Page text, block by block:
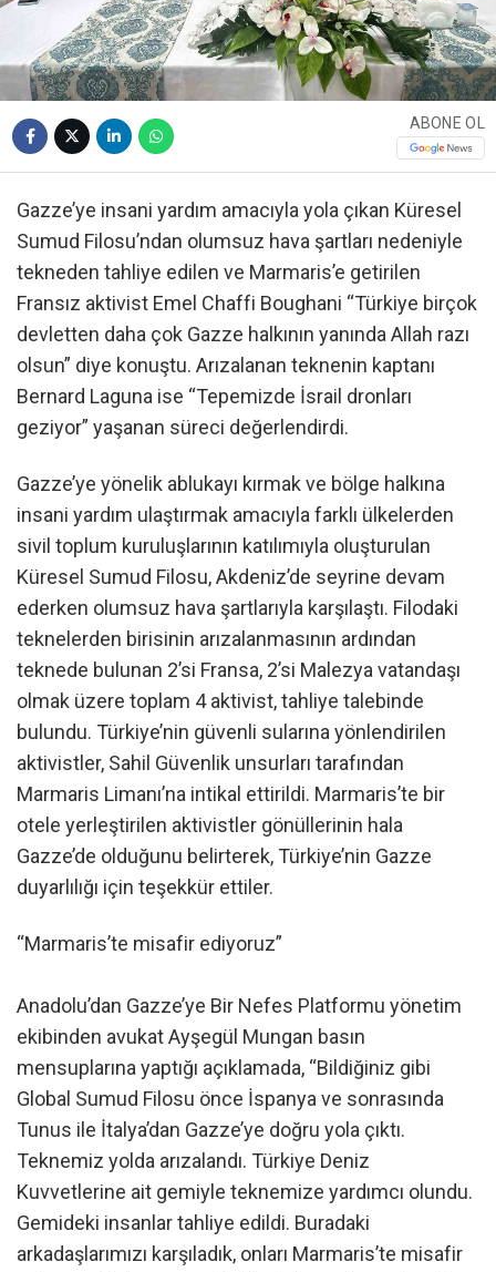
ABONE OL
Gazze’ye insani yardım amacıyla yola çıkan Küresel
Sumud Filosu’ndan olumsuz hava şartları nedeniyle
tekneden tahliye edilen ve Marmaris’e getirilen
Fransız aktivist Emel Chaffi Boughani “Türkiye birçok
devletten daha çok Gazze halkının yanında Allah razı
olsun” diye konuştu. Arızalanan teknenin kaptanı
Bernard Laguna ise “Tepemizde İsrail dronları
geziyor” yaşanan süreci değerlendirdi.
Gazze’ye yönelik ablukayı kırmak ve bölge halkına
insani yardım ulaştırmak amacıyla farklı ülkelerden
sivil toplum kuruluşlarının katılımıyla oluşturulan
Küresel Sumud Filosu, Akdeniz’de seyrine devam
ederken olumsuz hava şartlarıyla karşılaştı. Filodaki
teknelerden birisinin arızalanmasının ardından
teknede bulunan 2’si Fransa, 2’si Malezya vatandaşı
olmak üzere toplam 4 aktivist, tahliye talebinde
bulundu. Türkiye’nin güvenli sularına yönlendirilen
aktivistler, Sahil Güvenlik unsurları tarafından
Marmaris Limanı’na intikal ettirildi. Marmaris’te bir
otele yerleştirilen aktivistler gönüllerinin hala
Gazze’de olduğunu belirterek, Türkiye’nin Gazze
duyarlılığı için teşekkür ettiler.
“Marmaris’te misafir ediyoruz”
Anadolu’dan Gazze’ye Bir Nefes Platformu yönetim
ekibinden avukat Ayşegül Mungan basın
mensuplarına yaptığı açıklamada, “Bildiğiniz gibi
Global Sumud Filosu önce İspanya ve sonrasında
Tunus ile İtalya’dan Gazze’ye doğru yola çıktı.
Teknemiz yolda arızalandı. Türkiye Deniz
Kuvvetlerine ait gemiyle teknemize yardımcı olundu.
Gemideki insanlar tahliye edildi. Buradaki
arkadaşlarımızı karşıladık, onları Marmaris’te misafir